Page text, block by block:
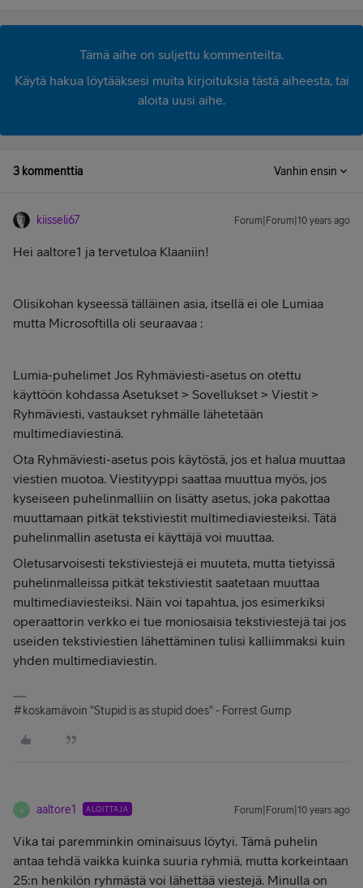
Tämä aihe on suljettu kommenteilta.
Käytä hakua löytääksesi muita kirjoituksia tästä aiheesta, tai
aloita uusi aihe.
3 kommenttia Vanhin ensin
kiisseli67 Forum|Forum|10 years ago
Hei aaltore1 ja tervetuloa Klaaniin!
Olisikohan kyseessä tälläinen asia, itsellä ei ole Lumiaa
mutta Microsoftilla oli seuraavaa :
Lumia-puhelimet Jos Ryhmäviesti-asetus on otettu
käyttöön kohdassa Asetukset > Sovellukset > Viestit >
Ryhmäviesti, vastaukset ryhmälle lähetetään
multimediaviestinä.
Ota Ryhmäviesti-asetus pois käytöstä, jos et halua muuttaa
viestien muotoa. Viestityyppi saattaa muuttua myös, jos
kyseiseen puhelinmalliin on lisätty asetus, joka pakottaa
muuttamaan pitkät tekstiviestit multimediaviesteiksi. Tätä
puhelinmallin asetusta ei käyttäjä voi muuttaa.
Oletusarvoisesti tekstiviestejä ei muuteta, mutta tietyissä
puhelinmalleissa pitkät tekstiviestit saatetaan muuttaa
multimediaviesteiksi. Näin voi tapahtua, jos esimerkiksi
operaattorin verkko ei tue moniosaisia tekstiviestejä tai jos
useiden tekstiviestien lähettäminen tulisi kalliimmaksi kuin
yhden multimediaviestin.
#koskamävoin "Stupid is as stupid does" - Forrest Gump
A aaltore1 ALOITTAJA Forum|Forum|10 years ago
Vika tai paremminkin ominaisuus löytyi. Tämä puhelin
antaa tehdä vaikka kuinka suuria ryhmiä, mutta korkeintaan
25:n henkilön ryhmästä voi lähettää viestejä. Minulla on